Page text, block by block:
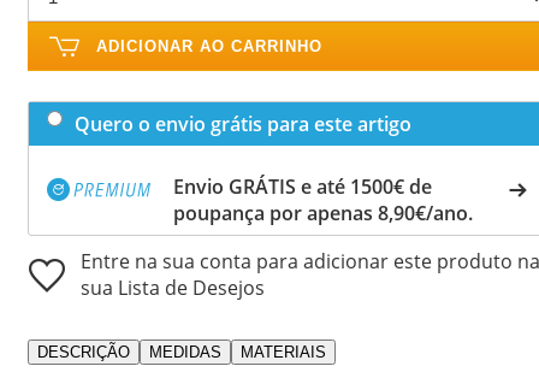
ADICIONAR AO CARRINHO
Quero o envio grátis para este artigo
Envio GRÁTIS e até 1500€ de
poupança por apenas 8,90€/ano.
Entre na sua conta para adicionar este produto na
sua Lista de Desejos
DESCRIÇÃO MEDIDAS MATERIAIS